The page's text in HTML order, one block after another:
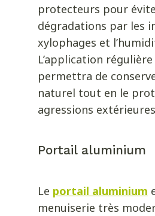
protecteurs pour
dégradations par les
xylophages et
L’application régulière
permettra de
naturel tout en le
agressions
Portail aluminium
Le portail aluminium
menuiserie très